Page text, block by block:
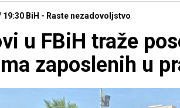
19:30 BiH - Raste nezadovoljstvo
u FBiH traže
zaposlenih u